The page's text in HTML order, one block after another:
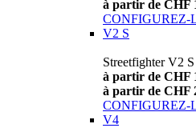
à partir de CHF
CONFIGUREZ-
V2 S
Streetfighter V2 S
à partir de CHF
à partir de CHF
CONFIGUREZ-
V4